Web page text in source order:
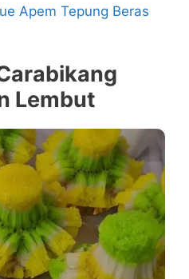
Apem Tepung Beras
Lembut